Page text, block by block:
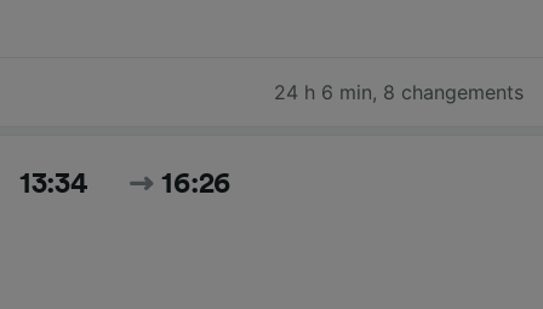
24 h 6 min, 8 changements
13:34 16:26